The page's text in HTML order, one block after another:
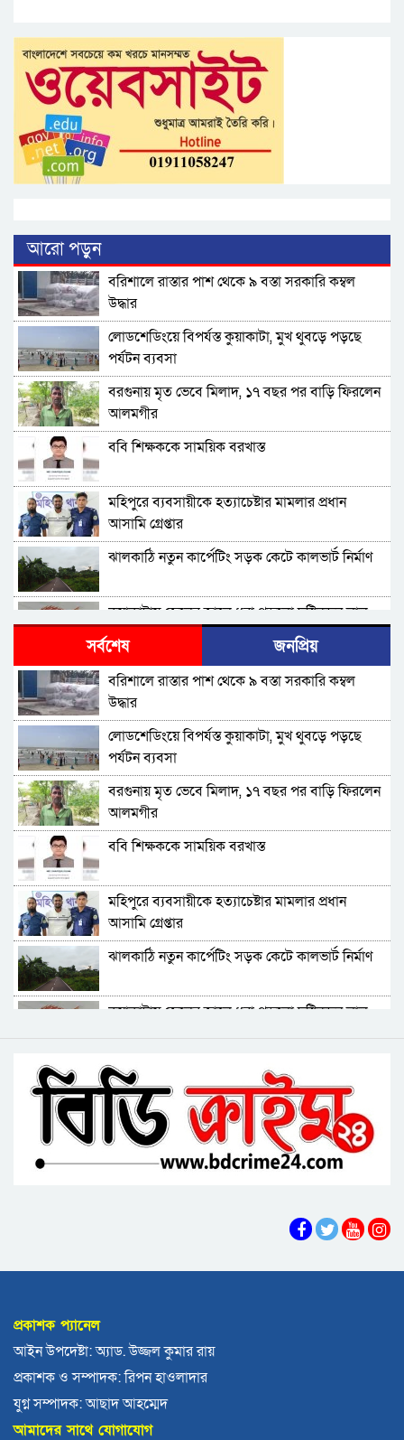
আরো পড়ুন
বরিশালে রাস্তার পাশ থেকে ৯ বস্তা সরকারি কম্বল
উদ্ধার
লোডশেডিংয়ে বিপর্যস্ত কুয়াকাটা, মুখ থুবড়ে পড়ছে
পর্যটন ব্যবসা
বরগুনায় মৃত ভেবে মিলাদ, ১৭ বছর পর বাড়ি ফিরলেন
আলমগীর
ববি শিক্ষককে সাময়িক বরখাস্ত
মহিপুরে ব্যবসায়ীকে হত্যাচেষ্টার মামলার প্রধান
আসামি গ্রেপ্তার
ঝালকাঠি নতুন কার্পেটিং সড়ক কেটে কালভার্ট নির্মাণ
কুয়াকাটায় জেলের জালে ধরা পড়লো দৃষ্টিনন্দন লাল
কোট ফিস
বরিশালে বকেয়া বেতনসহ, আট দফা দাবিতে
শ্রমিকদের সড়ক অবরোধ
বরিশালে ৬৪৭ কোটি টাকার বাজেট, স্মার্ট নগর গড়ার
অঙ্গীকার
চরফ্যাশনের ইউএনও খাল খননের ১ কোটি টাকা ফিরত
দিলেন রাষ্ট্রীয় কোষাগারে
আমতলীতে গৃহবধূকে শ্বসরোধে হত্যার অভিযোগ
ঝালকাঠিতে শ্যালকের স্ত্রীর ব্লেডের আঘাতে ননদ
জামাইয়ের গোপাঙ্গ কর্তন
বিএম কলে‌জ হো‌স্টেলঃ ছাত্রাবা‌সের ছাদের পলেস্তারা
খসে শিক্ষার্থী আহত
বরিশালে নিখোঁজের পর ডোবা থেকে বৃদ্ধের মরদেহ
বরিশালে তথ্যমন্ত্রী
সর্বশেষ জনপ্রিয়
বরিশালে রাস্তার পাশ থেকে ৯ বস্তা সরকারি কম্বল
উদ্ধার
লোডশেডিংয়ে বিপর্যস্ত কুয়াকাটা, মুখ থুবড়ে পড়ছে
পর্যটন ব্যবসা
বরগুনায় মৃত ভেবে মিলাদ, ১৭ বছর পর বাড়ি ফিরলেন
আলমগীর
ববি শিক্ষককে সাময়িক বরখাস্ত
মহিপুরে ব্যবসায়ীকে হত্যাচেষ্টার মামলার প্রধান
আসামি গ্রেপ্তার
ঝালকাঠি নতুন কার্পেটিং সড়ক কেটে কালভার্ট নির্মাণ
কুয়াকাটায় জেলের জালে ধরা পড়লো দৃষ্টিনন্দন লাল
বরিশালে বকেয়া বেতনসহ, আট দফা দাবিতে
শ্রমিকদের সড়ক অবরোধ
বরিশালে ৬৪৭ কোটি টাকার বাজেট, স্মার্ট নগর গড়ার
অঙ্গীকার
আমতলীতে গৃহবধূকে শ্বসরোধে হত্যার অভিযোগ
বিএম কলে‌জ হো‌স্টেলঃ ছাত্রাবা‌সের ছাদের পলেস্তারা
খসে শিক্ষার্থী আহত
বরিশালে নিখোঁজের পর ডোবা থেকে বৃদ্ধের মরদেহ
উদ্ধার
প্রকাশক প্যানেল
আইন উপদেষ্টা: অ্যাড. উজ্জল কুমার রায়
প্রকাশক ও সম্পাদক: রিপন হাওলাদার
যুগ্ন সম্পাদক: আছাদ আহম্মেদ
আমাদের সাথে যোগাযোগ